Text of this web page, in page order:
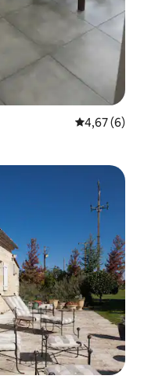
Évaluation
4,67 (6)